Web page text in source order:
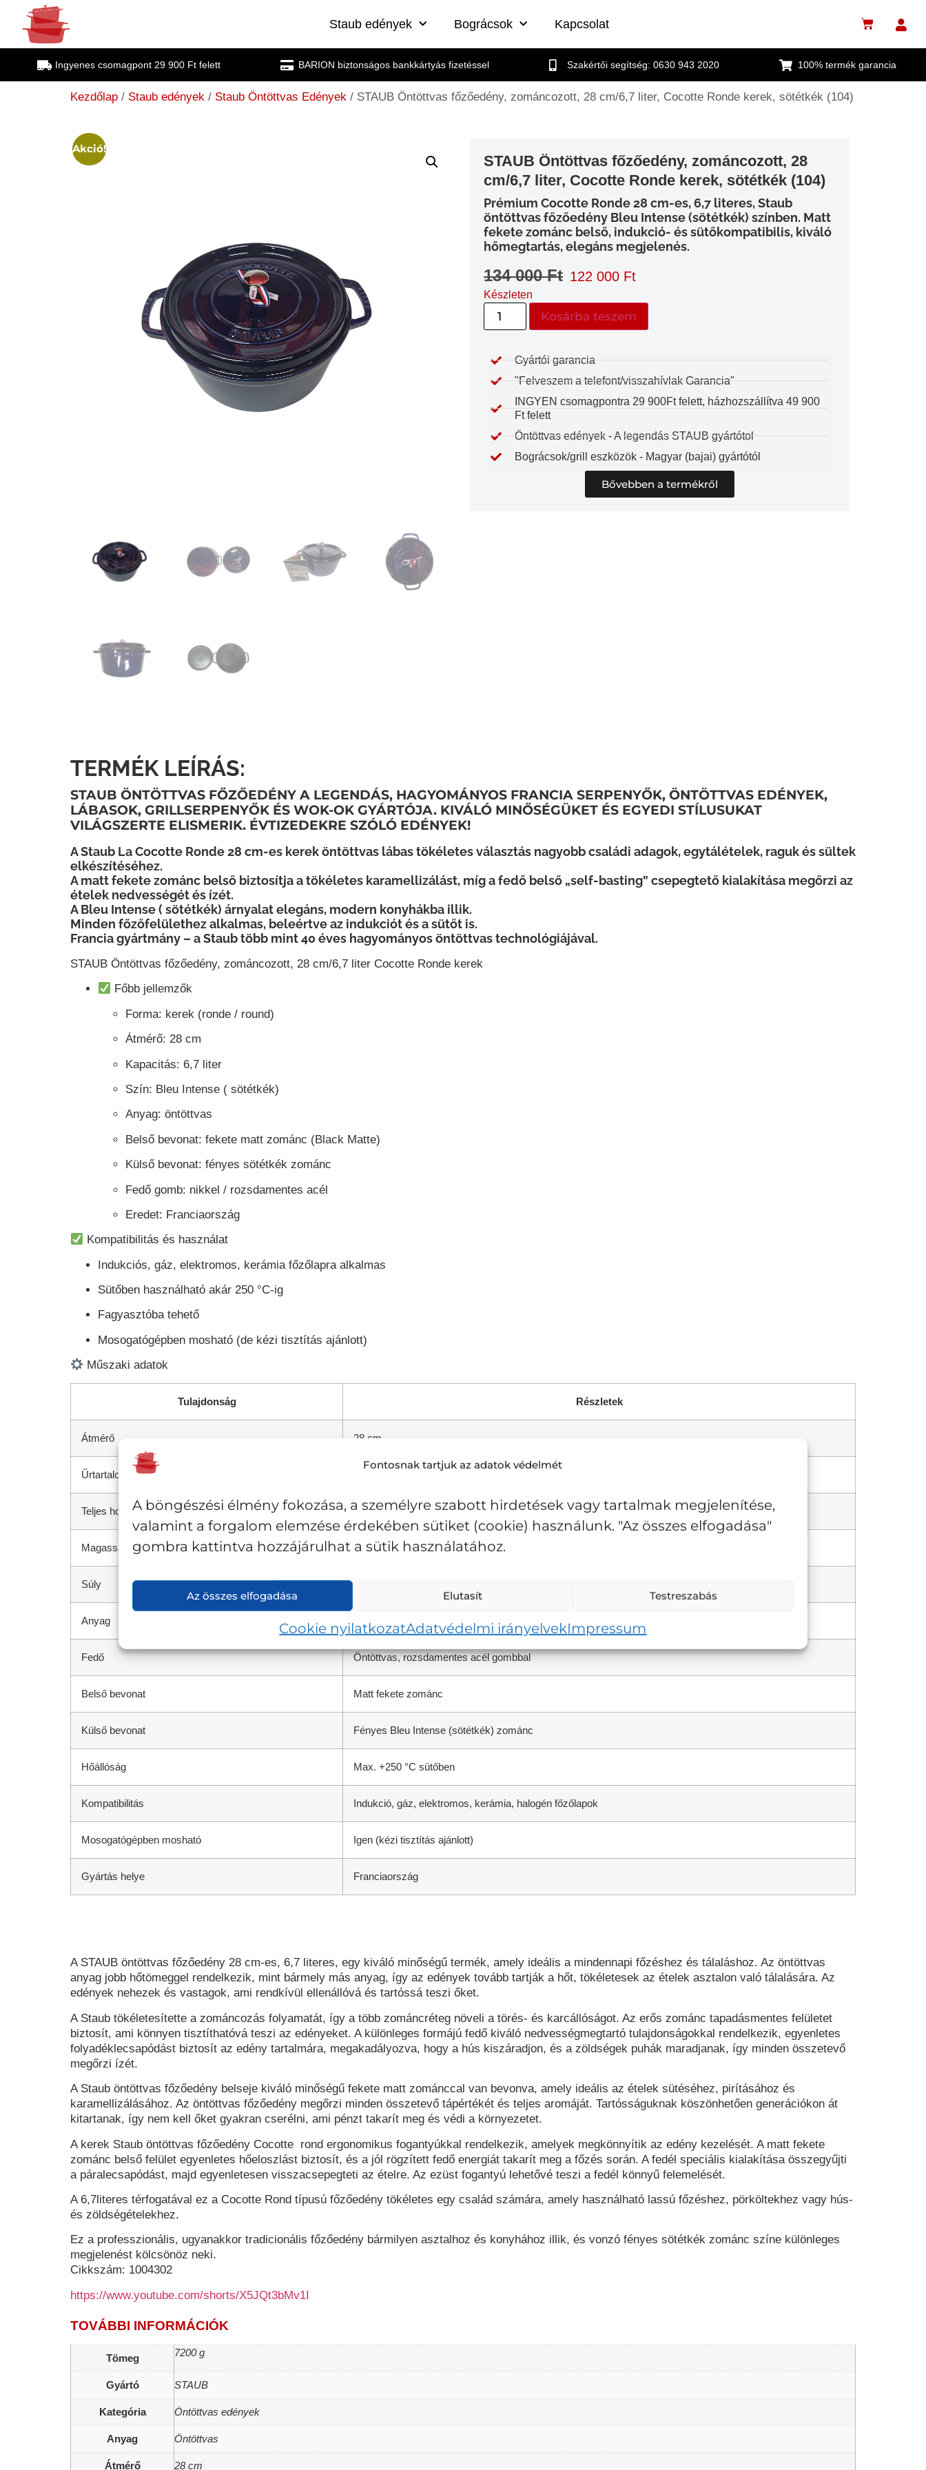
Fontosnak tartjuk az adatok védelmét
A böngészési élmény fokozása, a személyre szabott hirdetések vagy tartalmak megjelenítése,
valamint a forgalom elemzése érdekében sütiket (cookie) használunk. "Az összes elfogadása"
gombra kattintva hozzájárulhat a sütik használatához.
Az összes elfogadása Elutasít Testreszabás
Cookie nyilatkozatAdatvédelmi irányelvekImpressum
Staub edények Bográcsok Kapcsolat
Ingyenes csomagpont 29 900 Ft felett BARION biztonságos bankkártyás fizetéssel Szakértői segítség: 0630 943 2020 100% termék garancia
Kezdőlap / Staub edények / Staub Öntöttvas Edények / STAUB Öntöttvas főzőedény, zománcozott, 28 cm/6,7 liter, Cocotte Ronde kerek, sötétkék (104)
Akció!
STAUB Öntöttvas főzőedény, zománcozott, 28
cm/6,7 liter, Cocotte Ronde kerek, sötétkék (104)
Prémium Cocotte Ronde 28 cm-es, 6,7 literes, Staub
öntöttvas főzőedény Bleu Intense (sötétkék) színben. Matt
fekete zománc belső, indukció- és sütőkompatibilis, kiváló
hőmegtartás, elegáns megjelenés.
134 000Ft 122 000 Ft
Készleten
Kosárba teszem
Gyártói garancia​
"Felveszem a telefont/visszahívlak Garancia"
INGYEN csomagpontra 29 900Ft felett, házhozszállítva 49 900
Ft felett
Öntöttvas edények - A legendás STAUB gyártótol
Bográcsok/grill eszközök - Magyar (bajai) gyártótól
Bővebben a termékről
TERMÉK LEÍRÁS:
STAUB ÖNTÖTTVAS FŐZŐEDÉNY A LEGENDÁS, HAGYOMÁNYOS FRANCIA SERPENYŐK, ÖNTÖTTVAS EDÉNYEK,
LÁBASOK, GRILLSERPENYŐK ÉS WOK-OK GYÁRTÓJA. KIVÁLÓ MINŐSÉGÜKET ÉS EGYEDI STÍLUSUKAT
VILÁGSZERTE ELISMERIK. ÉVTIZEDEKRE SZÓLÓ EDÉNYEK!
A Staub La Cocotte Ronde 28 cm-es kerek öntöttvas lábas tökéletes választás nagyobb családi adagok, egytálételek, raguk és sültek
elkészítéséhez.
A matt fekete zománc belső biztosítja a tökéletes karamellizálást, míg a fedő belső „self-basting” csepegtető kialakítása megőrzi az
ételek nedvességét és ízét.
A Bleu Intense ( sötétkék) árnyalat elegáns, modern konyhákba illik.
Minden főzőfelülethez alkalmas, beleértve az indukciót és a sütőt is.
Francia gyártmány – a Staub több mint 40 éves hagyományos öntöttvas technológiájával.
STAUB Öntöttvas főzőedény, zománcozott, 28 cm/6,7 liter Cocotte Ronde kerek
Főbb jellemzők
Forma: kerek (ronde / round)
Átmérő: 28 cm
Kapacitás: 6,7 liter
Szín: Bleu Intense ( sötétkék)
Anyag: öntöttvas
Belső bevonat: fekete matt zománc (Black Matte)
Külső bevonat: fényes sötétkék zománc
Fedő gomb: nikkel / rozsdamentes acél
Eredet: Franciaország
Kompatibilitás és használat
Indukciós, gáz, elektromos, kerámia főzőlapra alkalmas
Sütőben használható akár 250 °C-ig
Fagyasztóba tehető
Mosogatógépben mosható (de kézi tisztítás ajánlott)
Műszaki adatok
Tulajdonság Részletek
Átmérő 28 cm
Űrtartalom
Teljes hossz (füllel) kb. 35,5 cm
Magasság (fedővel) 20 cm
Súly
Anyag Öntöttvas
Fedő Öntöttvas, rozsdamentes acél gombbal
Belső bevonat Matt fekete zománc
Külső bevonat Fényes Bleu Intense (sötétkék) zománc
Hőállóság Max. +250 °C sütőben
Kompatibilitás Indukció, gáz, elektromos, kerámia, halogén főzőlapok
Mosogatógépben mosható Igen (kézi tisztítás ajánlott)
Gyártás helye Franciaország
A STAUB öntöttvas főzőedény 28 cm-es, 6,7 literes, egy kiváló minőségű termék, amely ideális a mindennapi főzéshez és tálaláshoz. Az öntöttvas
anyag jobb hőtömeggel rendelkezik, mint bármely más anyag, így az edények tovább tartják a hőt, tökéletesek az ételek asztalon való tálalására. Az
edények nehezek és vastagok, ami rendkívül ellenállóvá és tartóssá teszi őket.
A Staub tökéletesítette a zománcozás folyamatát, így a több zománcréteg növeli a törés- és karcállóságot. Az erős zománc tapadásmentes felületet
biztosít, ami könnyen tisztíthatóvá teszi az edényeket. A különleges formájú fedő kiváló nedvességmegtartó tulajdonságokkal rendelkezik, egyenletes
folyadéklecsapódást biztosít az edény tartalmára, megakadályozva, hogy a hús kiszáradjon, és a zöldségek puhák maradjanak, így minden összetevő
megőrzi ízét.
A Staub öntöttvas főzőedény belseje kiváló minőségű fekete matt zománccal van bevonva, amely ideális az ételek sütéséhez, pirításához és
karamellizálásához. Az öntöttvas főzőedény megőrzi minden összetevő tápértékét és teljes aromáját. Tartósságuknak köszönhetően generációkon át
kitartanak, így nem kell őket gyakran cserélni, ami pénzt takarít meg és védi a környezetet.
A kerek Staub öntöttvas főzőedény Cocotte rond ergonomikus fogantyúkkal rendelkezik, amelyek megkönnyítik az edény kezelését. A matt fekete
zománc belső felület egyenletes hőeloszlást biztosít, és a jól rögzített fedő energiát takarít meg a főzés során. A fedél speciális kialakítása összegyűjti
a páralecsapódást, majd egyenletesen visszacsepegteti az ételre. Az ezüst fogantyú lehetővé teszi a fedél könnyű felemelését.
A 6,7literes térfogatával ez a Cocotte Rond típusú főzőedény tökéletes egy család számára, amely használható lassú főzéshez, pörköltekhez vagy hús-
és zöldségételekhez.
Ez a professzionális, ugyanakkor tradicionális főzőedény bármilyen asztalhoz és konyhához illik, és vonzó fényes sötétkék zománc színe különleges
megjelenést kölcsönöz neki.
Cikkszám: 1004302
https://www.youtube.com/shorts/X5JQt3bMv1I
TOVÁBBI INFORMÁCIÓK
Tömeg 7200 g
Gyártó STAUB
Kategória Öntöttvas edények
Anyag Öntöttvas
Átmérő 28 cm